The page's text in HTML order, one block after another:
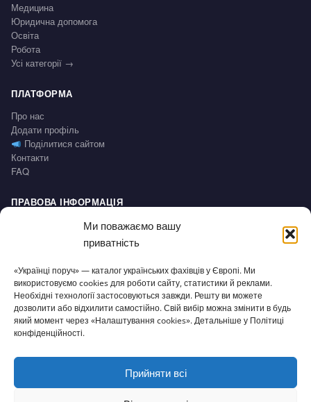
Ми поважаємо вашу
приватність
«Українці поруч» — каталог українських фахівців у Європі. Ми
використовуємо cookies для роботи сайту, статистики й реклами.
Необхідні технології застосовуються завжди. Решту ви можете
дозволити або відхилити самостійно. Свій вибір можна змінити в будь
який момент через «Налаштування cookies». Детальніше у Політиці
конфіденційності.
Прийняти всі
Медицина
Юридична допомога
Освіта
Робота
Усі категорії →
ПЛАТФОРМА
Про нас
Додати профіль
Поділитися сайтом
Контакти
FAQ
ПРАВОВА ІНФОРМАЦІЯ
Політика конфіденційності / Datenschutz
Умови користування / AGB
Право на відмову / Widerrufsbelehrung
СЕРВІС
Доступність
Налаштування cookies
© 2026 Українці поруч · Зроблено з
для нашої спільноти